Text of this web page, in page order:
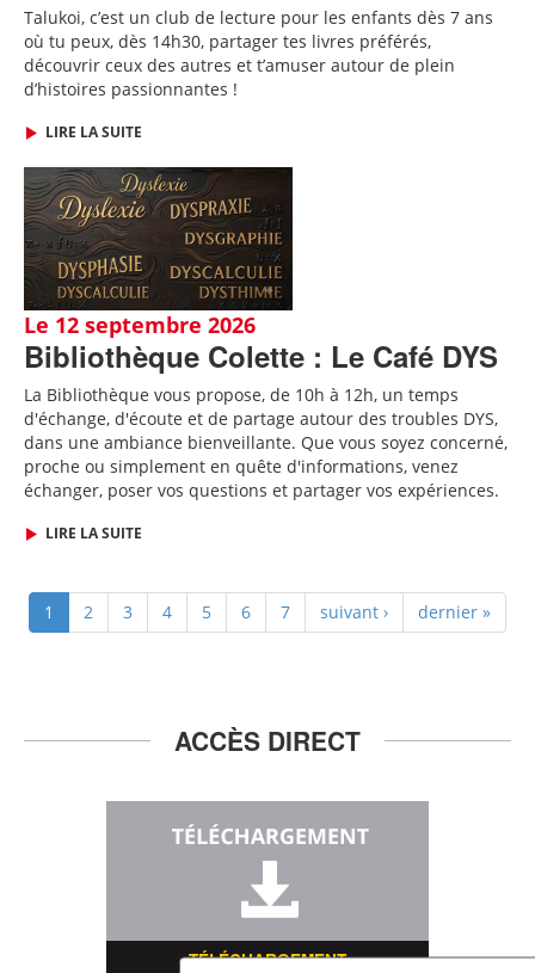
Talukoi, c’est un club de lecture pour les enfants dès 7 ans
où tu peux, dès 14h30, partager tes livres préférés,
découvrir ceux des autres et t’amuser autour de plein
d’histoires passionnantes !
LIRE LA SUITE
Le 12 septembre 2026
Bibliothèque Colette : Le Café DYS
La Bibliothèque vous propose, de 10h à 12h, un temps
d'échange, d'écoute et de partage autour des troubles DYS,
dans une ambiance bienveillante. Que vous soyez concerné,
proche ou simplement en quête d'informations, venez
échanger, poser vos questions et partager vos expériences.
LIRE LA SUITE
1 2 3 4 5 6 7 suivant › dernier »
ACCÈS DIRECT
TÉLÉCHARGEMENT